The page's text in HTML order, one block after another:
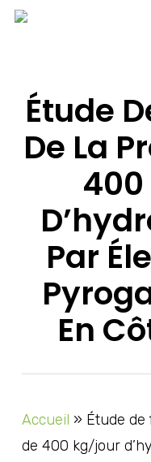
Skip
contentÉtude
De La
Par
En
Accueil » Étude de
de 400 kg/jour